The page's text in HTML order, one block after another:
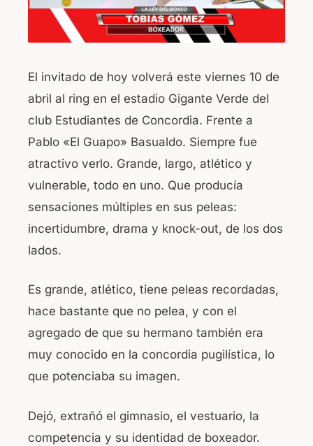
k
El invitado de hoy volverá este viernes 10 de
abril al ring en el estadio Gigante Verde del
club Estudiantes de Concordia. Frente a
Pablo «El Guapo» Basualdo. Siempre fue
atractivo verlo. Grande, largo, atlético y
vulnerable, todo en uno. Que producía
sensaciones múltiples en sus peleas:
incertidumbre, drama y knock-out, de los dos
lados.
Es grande, atlético, tiene peleas recordadas,
hace bastante que no pelea, y con el
agregado de que su hermano también era
muy conocido en la concordia pugilística, lo
que potenciaba su imagen.
Dejó, extrañó el gimnasio, el vestuario, la
competencia y su identidad de boxeador.